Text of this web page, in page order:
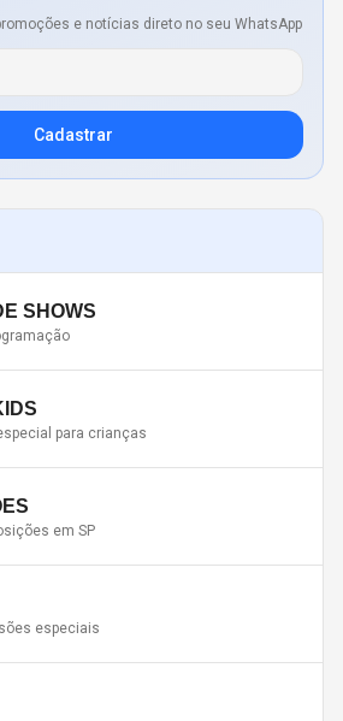
e notícias direto no seu WhatsApp
Cadastrar
SHOWS
para crianças
em SP
especiais